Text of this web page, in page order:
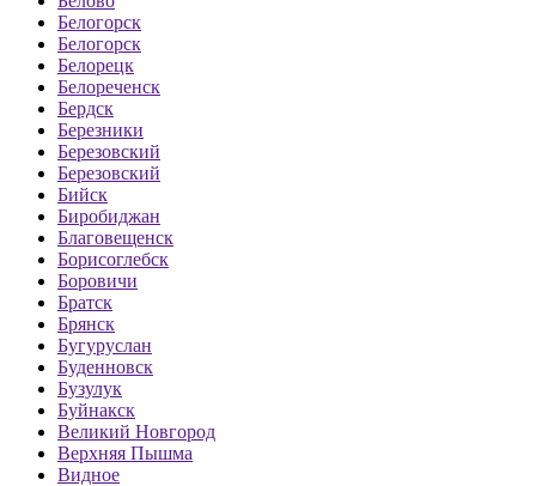
Белогорск
Белогорск
Белорецк
Белореченск
Бердск
Березники
Березовский
Березовский
Бийск
Биробиджан
Благовещенск
Борисоглебск
Боровичи
Братск
Брянск
Бугуруслан
Буденновск
Бузулук
Буйнакск
Великий Новгород
Верхняя Пышма
Видное